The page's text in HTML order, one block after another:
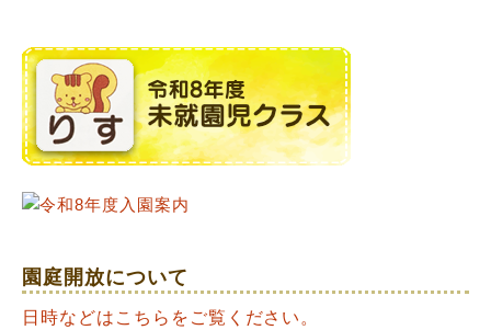
園庭開放について
日時などはこちらをご覧ください。